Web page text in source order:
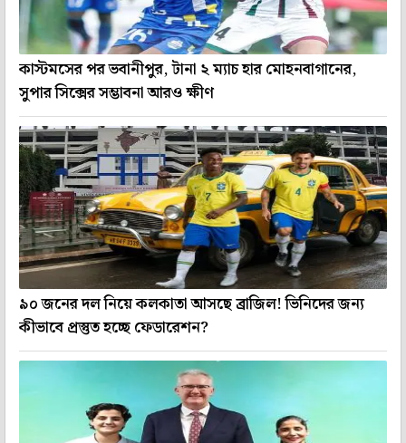
কাস্টমসের পর ভবানীপুর, টানা ২ ম্যাচ হার মোহনবাগানের,
সুপার সিক্সের সম্ভাবনা আরও ক্ষীণ
৯০ জনের দল নিয়ে কলকাতা আসছে ব্রাজিল! ভিনিদের জন্য
কীভাবে প্রস্তুত হচ্ছে ফেডারেশন?